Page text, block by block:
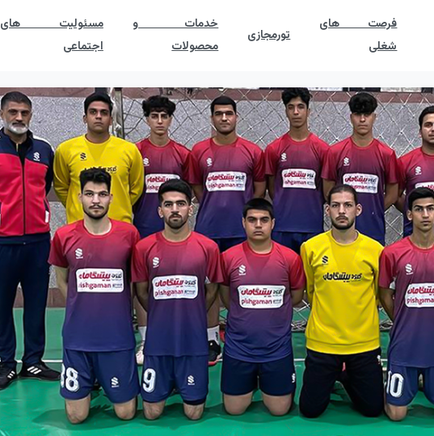
فرصت های
شغلی
تورمجازی
خدمات و
محصولات
مسئولیت های
اجتماعی